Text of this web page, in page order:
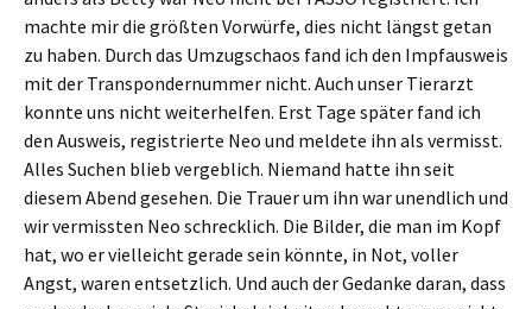
machte mir die größten Vorwürfe, dies nicht längst getan
zu haben. Durch das Umzugschaos fand ich den Impfausweis
mit der Transpondernummer nicht. Auch unser Tierarzt
konnte uns nicht weiterhelfen. Erst Tage später fand ich
den Ausweis, registrierte Neo und meldete ihn als vermisst.
Alles Suchen blieb vergeblich. Niemand hatte ihn seit
diesem Abend gesehen. Die Trauer um ihn war unendlich und
wir vermissten Neo schrecklich. Die Bilder, die man im Kopf
hat, wo er vielleicht gerade sein könnte, in Not, voller
Angst, waren entsetzlich. Und auch der Gedanke daran, dass